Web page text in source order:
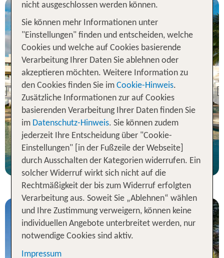
Previous
Riviera Maya & Insel
Cozumel
Akumal Bay Resort
88 % Weiterempfehlung
7 Nächte, AI, JS
p.P. ab 1504 €
nicht ausgeschlossen werden können.
Sie können mehr Informationen unter
"Einstellungen" finden und entscheiden, welche
Cookies und welche auf Cookies basierende
Verarbeitung Ihrer Daten Sie ablehnen oder
akzeptieren möchten. Weitere Information zu
den Cookies finden Sie im Cookie-Hinweis.
Zusätzliche Informationen zur auf Cookies
basierenden Verarbeitung Ihrer Daten finden Sie
im Datenschutz-Hinweis. Sie können zudem
jederzeit Ihre Entscheidung über "Cookie-
Einstellungen" [in der Fußzeile der Webseite]
durch Ausschalten der Kategorien widerrufen. Ein
solcher Widerruf wirkt sich nicht auf die
Rechtmäßigkeit der bis zum Widerruf erfolgten
Verarbeitung aus. Soweit Sie „Ablehnen“ wählen
und Ihre Zustimmung verweigern, können keine
individuellen Angebote unterbreitet werden, nur
notwendige Cookies sind aktiv.
Impressum